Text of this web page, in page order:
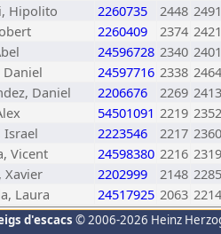
Hipolito 2260735 2448 2491
2260409 2374 2421
24596728 2340 2401
Daniel 24597716 2338 2464
Daniel 2206676 2269 2413
54501091 2219 2352
Israel 2223546 2217 2360
Vicent 24598380 2216 2319
Xavier 2202999 2148 2285
Laura 24517925 2063 2214
d'escacs © 2006-2026 Heinz